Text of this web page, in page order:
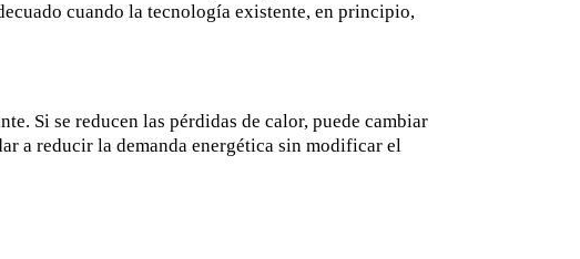
cuando la tecnología existente, en principio,
Si se reducen las pérdidas de calor, puede cambiar
a reducir la demanda energética sin modificar el